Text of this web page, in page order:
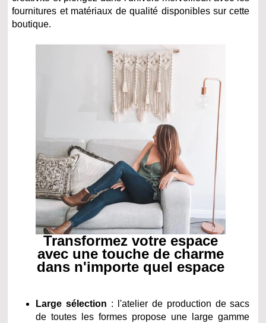
fournitures et matériaux de qualité disponibles sur cette
boutique.
Transformez votre espace
avec une touche de charme
dans n'importe quel espace
Large sélection : l'atelier de production de sacs
de toutes les formes propose une large gamme